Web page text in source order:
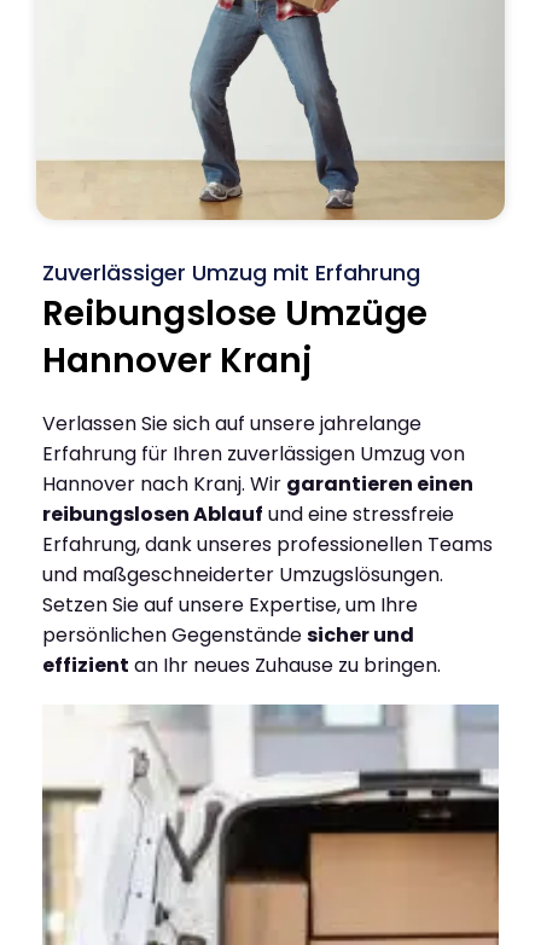
Zuverlässiger Umzug mit Erfahrung
Reibungslose Umzüge
Hannover Kranj
Verlassen Sie sich auf unsere jahrelange
Erfahrung für Ihren zuverlässigen Umzug von
Hannover nach Kranj. Wir garantieren einen
reibungslosen Ablauf und eine stressfreie
Erfahrung, dank unseres professionellen Teams
und maßgeschneiderter Umzugslösungen.
Setzen Sie auf unsere Expertise, um Ihre
persönlichen Gegenständesicher und
effizient an Ihr neues Zuhause zu bringen.